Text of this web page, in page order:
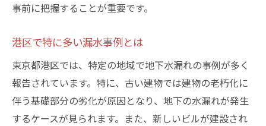
事前に把握することが重要です。
港区で特に多い漏水事例とは
東京都港区では、特定の地域で地下水漏れの事例が多く
報告されています。特に、古い建物では建物の老朽化に
伴う基礎部分の劣化が原因となり、地下の水漏れが発生
するケースが見られます。また、新しいビルが建設され